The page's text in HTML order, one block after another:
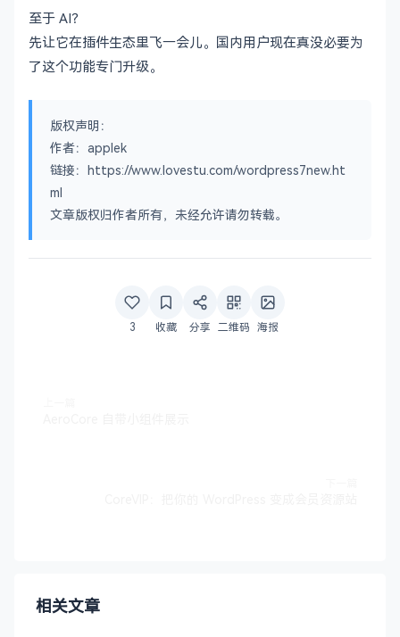
至于 AI？
先让它在插件生态里飞一会儿。国内用户现在真没必要为
了这个功能专门升级。
版权声明：
作者：applek
链接：https://www.lovestu.com/wordpress7new.ht
ml
文章版权归作者所有，未经允许请勿转载。
3 收藏 分享 二维码 海报
相关文章